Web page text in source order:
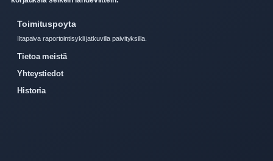
Toimituspoyta
Iltapaiva raportointisykli jatkuvilla paivityksilla.
Tietoa meistä
Yhteystiedot
Historia